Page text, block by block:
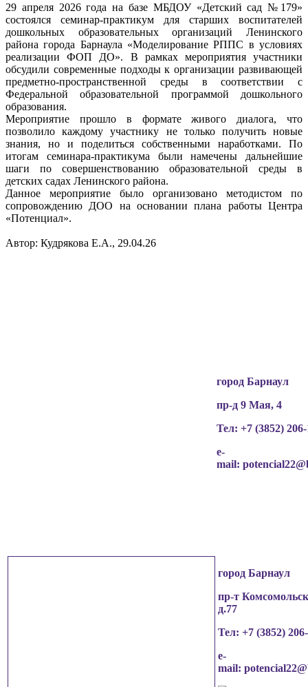
29 апреля 2026 года на базе МБДОУ «Детский сад №179»
состоялся семинар-практикум для старших воспитателей
дошкольных образовательных организаций Ленинского
района города Барнаула «Моделирование РППС в условиях
реализации ФОП ДО». В рамках мероприятия участники
обсудили современные подходы к организации развивающей
предметно-пространственной среды в соответствии с
Федеральной образовательной программой дошкольного
образования.
Мероприятие прошло в формате живого диалога, что
позволило каждому участнику не только получить новые
знания, но и поделиться собственными наработками. По
итогам семинара-практикума были намечены дальнейшие
шаги по совершенствованию образовательной среды в
детских садах Ленинского района.
Данное мероприятие было организовано методистом по
сопровождению ДОО на основании плана работы Центра
«Потенциал».
Автор: Кудрякова Е.А., 29.04.26
город Барнаул
пр-д 9 Мая, 4
Тел: +7 (3852)
e-
mail:
город Барнаул
пр-т
д.77
Тел: +7 (3852)
e-
mail: